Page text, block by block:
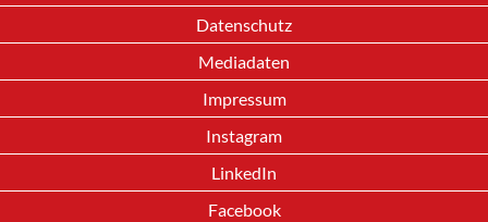
Datenschutz
Mediadaten
Impressum
Instagram
LinkedIn
Facebook